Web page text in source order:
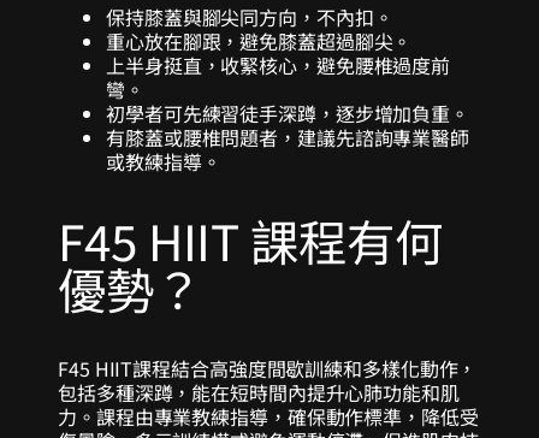
保持膝蓋與腳尖同方向，不內扣。
重心放在腳跟，避免膝蓋超過腳尖。
上半身挺直，收緊核心，避免腰椎過度前
彎。
初學者可先練習徒手深蹲，逐步增加負重。
有膝蓋或腰椎問題者，建議先諮詢專業醫師
或教練指導。
F45 HIIT 課程有何
優勢？
F45 HIIT課程結合高強度間歇訓練和多樣化動作，
包括多種深蹲，能在短時間內提升心肺功能和肌
力。課程由專業教練指導，確保動作標準，降低受